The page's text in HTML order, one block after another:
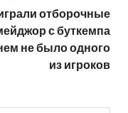
отборочные
с буткемпа
не было одного
из игроков